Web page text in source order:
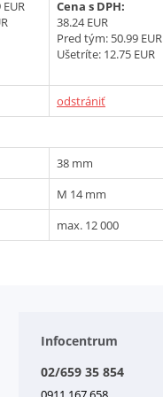
EUR
Cena s DPH:
38.24 EUR
Pred tým: 50.99 EUR
Ušetríte: 12.75 EUR
odstrániť
38 mm
M 14 mm
max. 12 000
Infocentrum
02/659 35 854